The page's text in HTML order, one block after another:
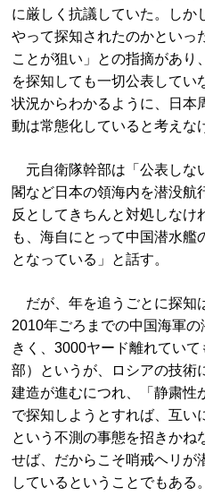
に厳しく抗議していた。しか
やって探知されたのかといっ
ことが狙い」との指摘があり
を探知しても一切公表してい
状況からわかるように、日本
動は常態化していると考えな
元自衛隊幹部は「公表しな
閣など日本の領海内を潜没航
反としてきちんと対処しなけ
も、海自にとって中国潜水艦
となっている」と話す。
だが、年を追うごとに探知
2010年ごろまでの中国海軍
きく、3000ヤード離れてい
部）というが、ロシアの技術
建造が進むにつれ、「静粛性
で探知しようとすれば、互い
という不測の事態を招きかね
せば、だからこそ哨戒ヘリが
しているということでもある。